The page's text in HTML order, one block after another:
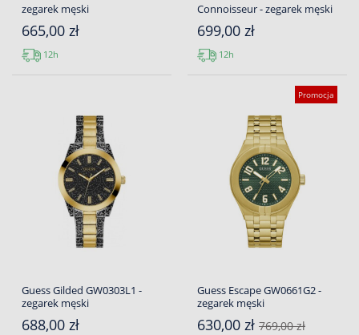
zegarek męski
665,00 zł
12h
Connoisseur - zegarek męski
699,00 zł
12h
Guess Gilded GW0303L1 -
zegarek męski
688,00 zł
Promocja
Guess Escape GW0661G2 -
zegarek męski
630,00 zł 769,00 zł